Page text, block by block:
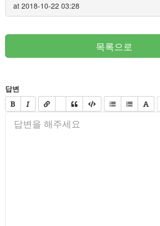
at 2018-10-22 03:28
목록으로
답변